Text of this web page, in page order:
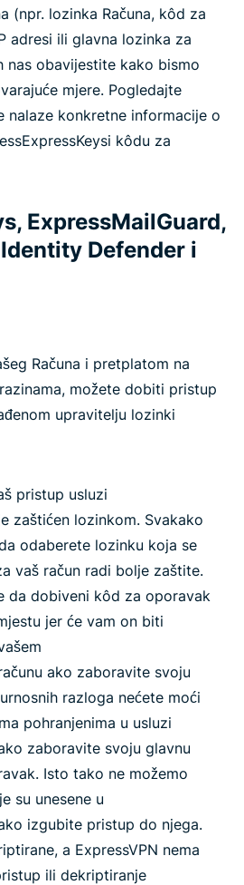
(npr. lozinka Računa, kôd za
adresi ili glavna lozinka za
nas obavijestite kako bismo
mjere. Pogledajte
nalaze konkretne informacije o
kôdu za
ExpressMailGuard,
Defender i
Računa i pretplatom na
možete dobiti pristup
upravitelju lozinki
pristup usluzi
zaštićen lozinkom. Svakako
odaberete lozinku koja se
vaš račun radi bolje zaštite.
da dobiveni kôd za oporavak
jer će vam on biti
ako zaboravite svoju
razloga nećete moći
pohranjenima u usluzi
zaboravite svoju glavnu
Isto tako ne možemo
su unesene u
izgubite pristup do njega.
a ExpressVPN nema
ili dekriptiranje